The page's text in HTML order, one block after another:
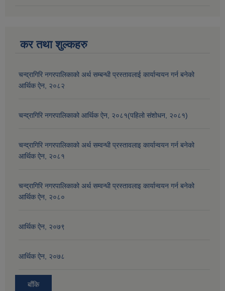
कर तथा शुल्कहरु
चन्द्रागिरि नगरपालिकाको अर्थ सम्बन्धी प्रस्तावलाई कार्यान्वयन गर्न बनेको
आर्थिक ऐन, २०८२
चन्द्रागिरि नगरपालिकाको आर्थिक ऐन, २०८१(पहिलो संशोधन, २०८१)
चन्द्रागिरि नगरपालिकाको अर्थ सम्वन्धी प्रस्तावलाइ कार्यान्वयन गर्न बनेको
आर्थिक ऐन, २०८१
चन्द्रागिरि नगरपालिकाको अर्थ सम्वन्धी प्रस्तावलाइ कार्यान्वयन गर्न बनेको
आर्थिक ऐन, २०८०
आर्थिक ऐन, २०७९
आर्थिक ऐन, २०७८
बाँकि